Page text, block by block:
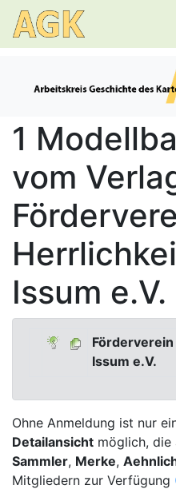
1
vom
Issum e.V.
Issum e.V.
Ohne Anmeldung ist nur
Detailansicht möglich, die
Sammler, Merke,
Mitgliedern zur Verfügung